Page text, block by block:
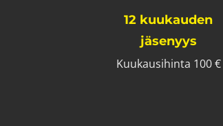
12 kuukauden
jäsenyys
Kuukausihinta 100 €